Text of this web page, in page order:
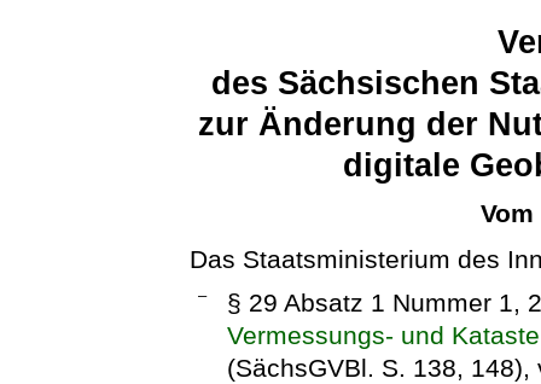
des Sächsischen
zur Änderung der
digitale
Das Staatsministerium des
–
§ 29 Absatz 1 Nummer 1,
Vermessungs- und
(SächsGVBl. S. 138,